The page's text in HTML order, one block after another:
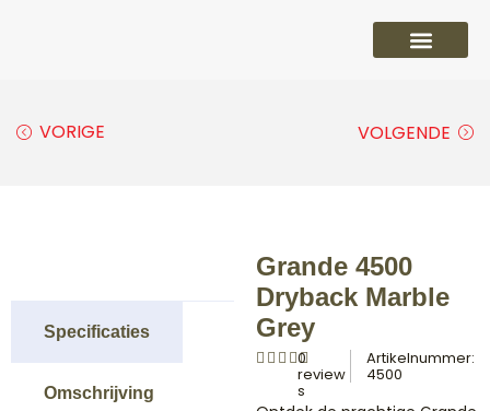
VORIGE VOLGENDE
Specificaties
Omschrijving
Grande 4500
Dryback Marble
Grey
0
review
s
Artikelnummer:
4500